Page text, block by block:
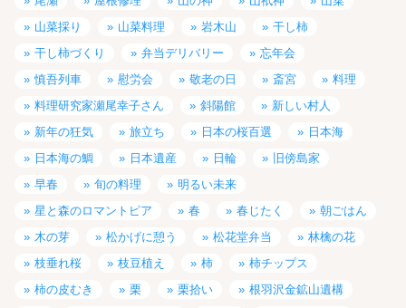
山菜採り
山菜料理 岩木山
干し柿
干し柿づくり
弁当デリバリー
忘年会
慎吾列車
慰労会 敬老の日 斎宮
料理
料理研究家瀬尾幸子さん
斜陽館
新しい村人
新年の狂気
旅立ち 日本の桜百選
日本海
日本海の鯛
日本遺産 日輪
旧傍島家
早春
旬の料理
明るい未来
星と森のロマントピア
春 春じたく
朝ごはん
木の芽
松かげに憩う 松花堂弁当
林檎の花
枝垂れ桜
枝豆植え 柿
柿チップス
柿の皮むき
栗 栗拾い 根羽沢金鉱山遺構